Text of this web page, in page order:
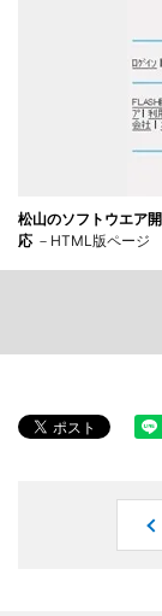
松山のソフトウエア
応 －HTML版ページ